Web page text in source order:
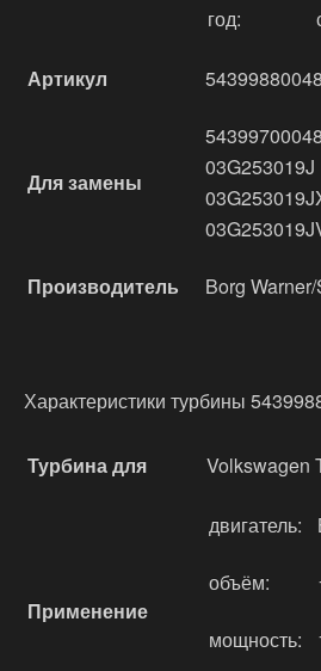
год:
Артикул 54399880048
Для замены
54399700048
03G253019J
Производитель Borg
Характеристики турбины
Турбина для Volkswagen
Применение
двигатель:
объём:
мощность: